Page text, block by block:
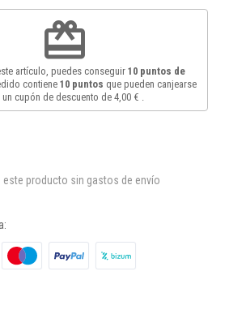
redeem
artículo, puedes conseguir 10 puntos de
contiene 10 puntos que pueden canjearse
un cupón de descuento de 4,00 €
este producto sin gastos de envío